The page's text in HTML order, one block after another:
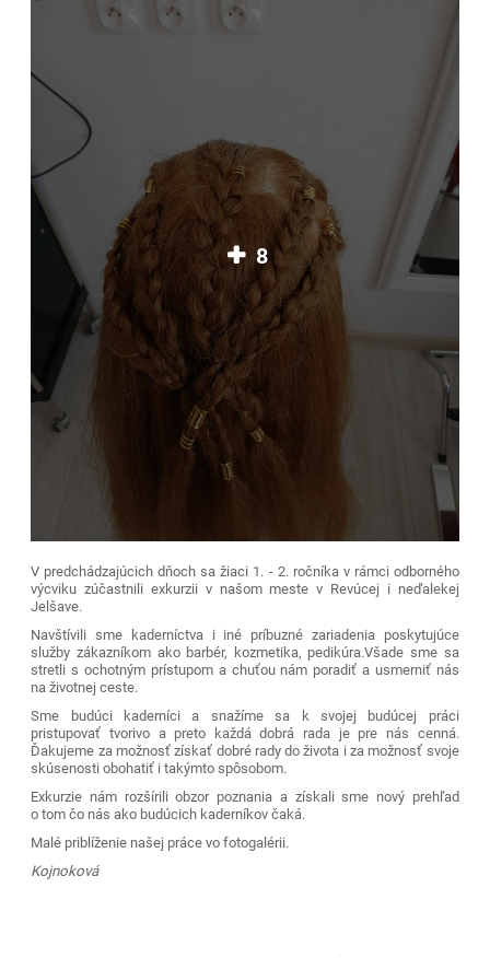
8
V predchádzajúcich dňoch sa žiaci 1. - 2. ročníka v rámci odborného
výcviku zúčastnili exkurzii v našom meste v Revúcej i neďalekej
Jelšave.
Navštívili sme kaderníctva i iné príbuzné zariadenia poskytujúce
služby zákazníkom ako barbér, kozmetika, pedikúra.Všade sme sa
stretli s ochotným prístupom a chuťou nám poradiť a usmerniť nás
na životnej ceste.
Sme budúci kaderníci a snažíme sa k svojej budúcej práci
pristupovať tvorivo a preto každá dobrá rada je pre nás cenná.
Ďakujeme za možnosť získať dobré rady do života i za možnosť svoje
skúsenosti obohatiť i takýmto spôsobom.
Exkurzie nám rozšírili obzor poznania a získali sme nový prehľad
o tom čo nás ako budúcich kaderníkov čaká.
Malé priblíženie našej práce vo fotogalérii.
Kojnoková